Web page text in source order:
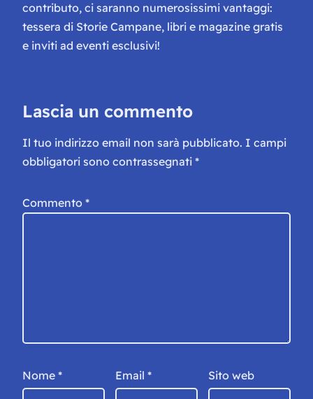
contributo, ci saranno numerosissimi vantaggi:
tessera di Storie Campane, libri e magazine gratis
e inviti ad eventi esclusivi!
Lascia un commento
Il tuo indirizzo email non sarà pubblicato. I campi
obbligatori sono contrassegnati *
Commento *
Nome * Email * Sito web